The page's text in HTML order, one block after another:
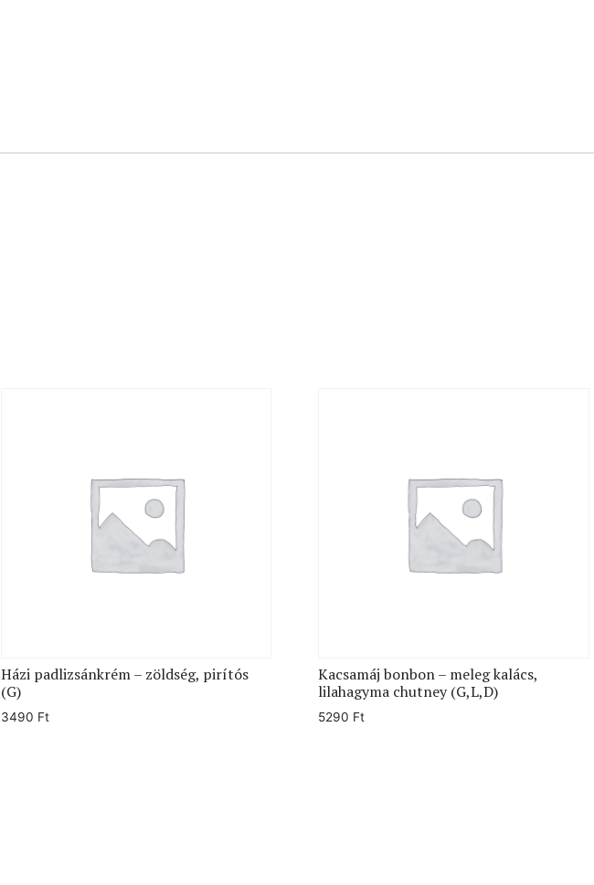
Házi padlizsánkrém – zöldség, pirítós
(G)
3490 Ft
Kacsamáj bonbon – meleg kalács,
lilahagyma chutney (G,L,D)
5290 Ft